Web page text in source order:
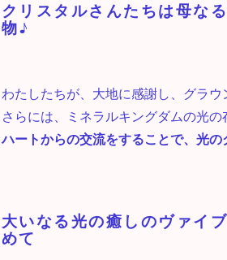
クリスタルさんたちは母な
物♪
わたしたちが、大地に感謝し、グラウ
さらには、ミネラルキングダムの光の
ハートからの交流をすることで、光
大いなる光の癒しのヴァイ
めて